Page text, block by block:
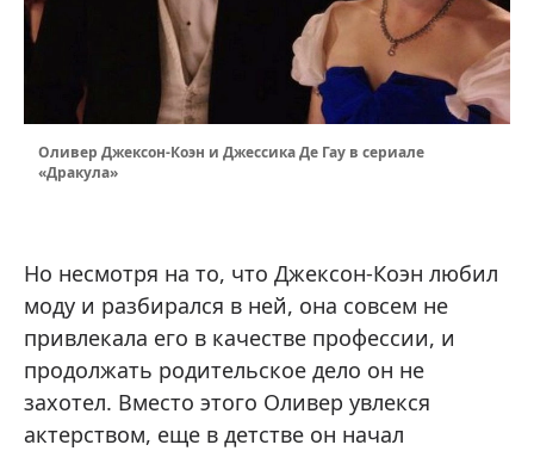
Оливер Джексон-Коэн и Джессика Де Гау в сериале
«Дракула»
Но несмотря на то, что Джексон-Коэн любил
моду и разбирался в ней, она совсем не
привлекала его в качестве профессии, и
продолжать родительское дело он не
захотел. Вместо этого Оливер увлекся
актерством, еще в детстве он начал